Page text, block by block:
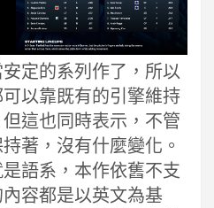
定的系列作了，所以
以靠既有的引擎維持
這也同時表示，不管
著，沒有什麼變化。
語系，本作依舊不支
容都是以英文為基